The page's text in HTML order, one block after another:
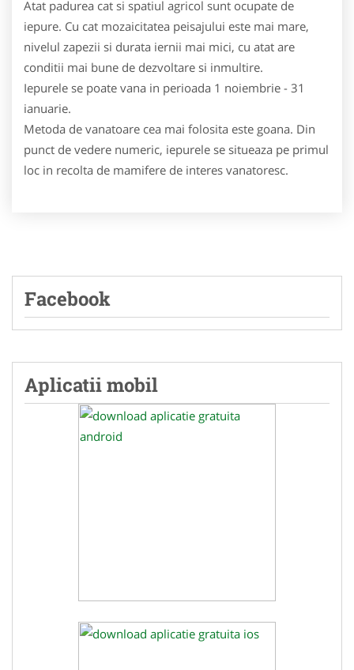
Atat padurea cat si spatiul agricol sunt ocupate de
iepure. Cu cat mozaicitatea peisajului este mai mare,
nivelul zapezii si durata iernii mai mici, cu atat are
conditii mai bune de dezvoltare si inmultire.
Iepurele se poate vana in perioada 1 noiembrie - 31
ianuarie.
Metoda de vanatoare cea mai folosita este goana. Din
punct de vedere numeric, iepurele se situeaza pe primul
loc in recolta de mamifere de interes vanatoresc.
Facebook
Aplicatii mobil